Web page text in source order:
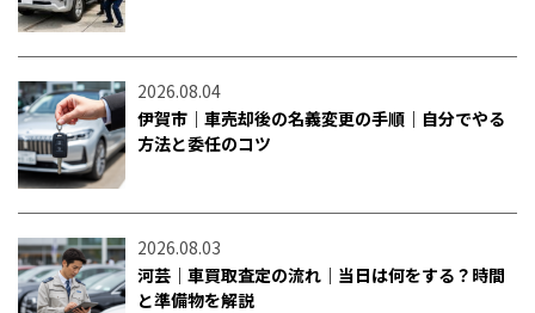
2026.08.04
伊賀市｜車売却後の名義変更の手順｜自分でやる
方法と委任のコツ
2026.08.03
河芸｜車買取査定の流れ｜当日は何をする？時間
と準備物を解説